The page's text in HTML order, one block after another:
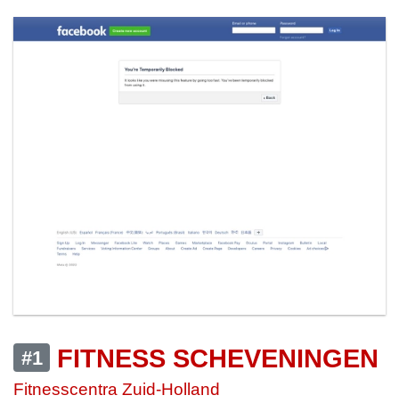
#1 FITNESS SCHEVENINGEN
Fitnesscentra Zuid-Holland